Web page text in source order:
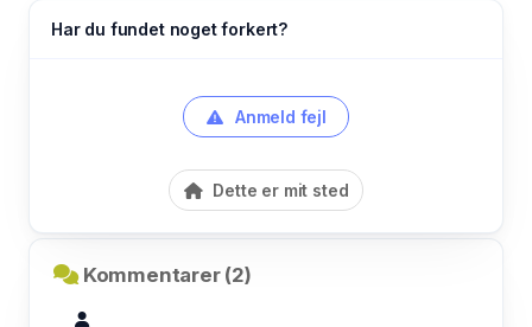
Har du fundet noget forkert?
Anmeld fejl
Dette er mit sted
Kommentarer (2)